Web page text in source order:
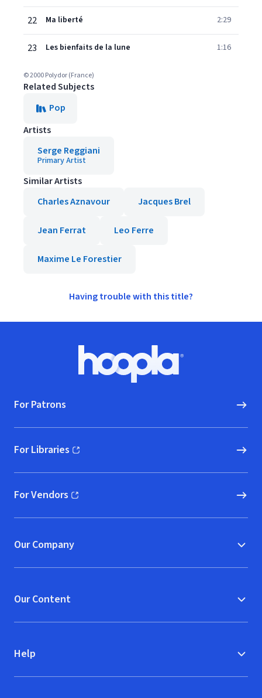
22 Ma liberté 2:29
23 Les bienfaits de la lune 1:16
© 2000 Polydor (France)
Related Subjects
Pop
Artists
Serge Reggiani
Primary Artist
Similar Artists
Charles Aznavour
Jacques Brel
Jean Ferrat Leo Ferre
Maxime Le Forestier
Having trouble with this title?
Hoopla logo, Go to homepage
For Patrons
For Libraries
(opens in new window)
For Vendors
(opens in new window)
Our Company
Our Content
Help